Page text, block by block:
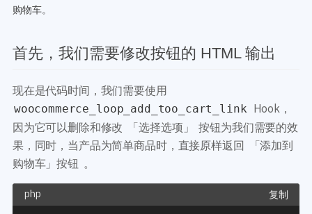
购物车。
首先，我们需要修改按钮的 HTML 输出
现在是代码时间，我们需要使用
woocommerce_loop_add_too_cart_link Hook，
因为它可以删除和修改 「选择选项」 按钮为我们需要的效
果，同时，当产品为简单商品时，直接原样返回 「添加到
购物车」按钮 。
复制